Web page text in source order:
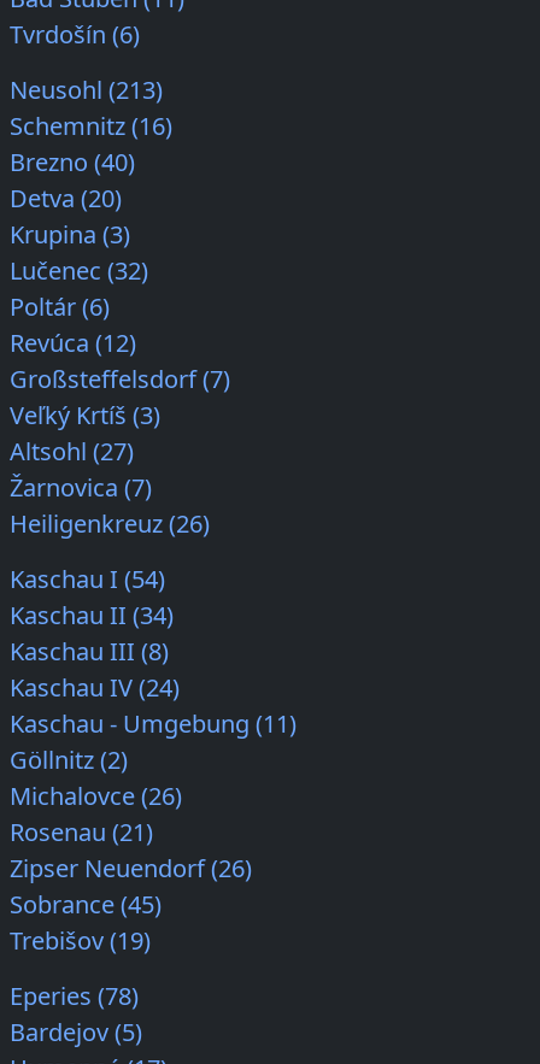
Tvrdošín (6)
Neusohl (213)
Schemnitz (16)
Brezno (40)
Detva (20)
Krupina (3)
Lučenec (32)
Poltár (6)
Revúca (12)
Großsteffelsdorf (7)
Veľký Krtíš (3)
Altsohl (27)
Žarnovica (7)
Heiligenkreuz (26)
Kaschau I (54)
Kaschau II (34)
Kaschau III (8)
Kaschau IV (24)
Kaschau - Umgebung (11)
Göllnitz (2)
Michalovce (26)
Rosenau (21)
Zipser Neuendorf (26)
Sobrance (45)
Trebišov (19)
Eperies (78)
Bardejov (5)